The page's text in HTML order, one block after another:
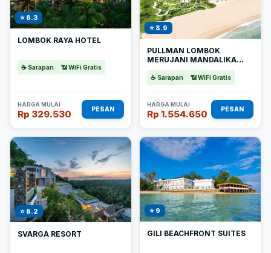
⭐ 8.3
LOMBOK RAYA HOTEL
☕ Sarapan 📶 WiFi Gratis
HARGA MULAI
Rp 329.530 PESAN
⭐ 8.9
PULLMAN LOMBOK
MERUJANI MANDALIKA
☕ Sarapan 📶 WiFi Gratis
HARGA MULAI
Rp 1.554.650 PESAN
⭐ 8.2
SVARGA RESORT
⭐ 9
GILI BEACHFRONT SUITES